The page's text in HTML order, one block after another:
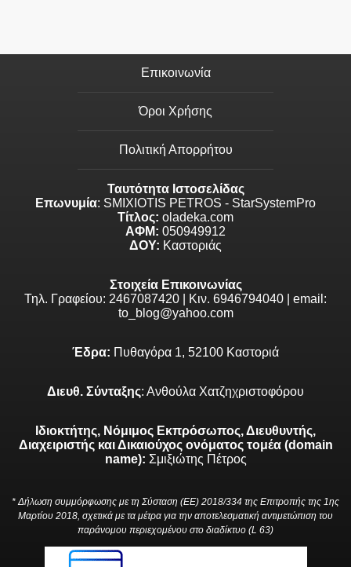
Επικοινωνία
Όροι Χρήσης
Πολιτική Απορρήτου
Ταυτότητα Ιστοσελίδας
Επωνυμία: SMIXIOTIS PETROS - StarSystemPro
Τίτλος: oladeka.com
ΑΦΜ: 050949912
ΔΟΥ: Καστοριάς
Στοιχεία Επικοινωνίας
Τηλ. Γραφείου: 2467087420 | Κιν. 6946794040 | email:
to_blog@yahoo.com
Έδρα: Πυθαγόρα 1, 52100 Καστοριά
Διευθ. Σύνταξης: Ανθούλα Χατζηχριστοφόρου
Ιδιοκτήτης, Νόμιμος Εκπρόσωπος, Διευθυντής,
Διαχειριστής και Δικαιούχος ονόματος τομέα (domain
name): Σμιξιώτης Πέτρος
* Δήλωση συμμόρφωσης με τη Σύσταση (ΕΕ) 2018/334 της Επιτροπής της 1ης
Μαρτίου 2018, σχετικά με τα μέτρα για την αποτελεσματική αντιμετώπιση του
παράνομου περιεχομένου στο διαδίκτυο (L 63)